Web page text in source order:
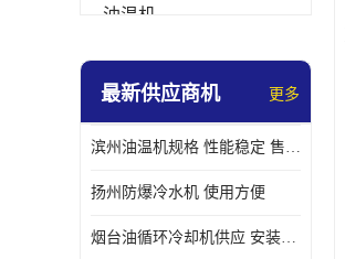
油温机
冰热一体机
油冷却机厂家
最新供应商机 更多
滨州油温机规格 性能稳定 售后方便
扬州防爆冷水机 使用方便
烟台油循环冷却机供应 安装方便